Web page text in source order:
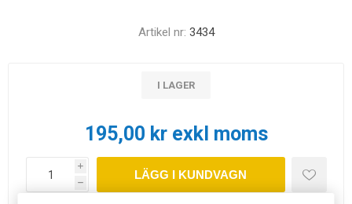
Artikel nr: 3434
I LAGER
195,00 kr exkl moms
i
h
LÄGG I KUNDVAGN